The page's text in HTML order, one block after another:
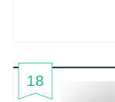
18